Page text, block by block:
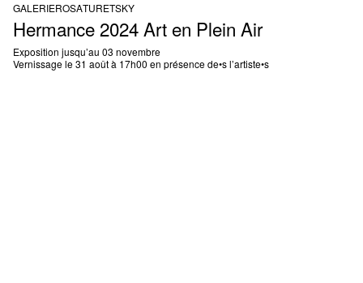
GALERIEROSATURETSKY
Hermance 2024 Art en Plein Air
Exposition jusqu’au 03 novembre
Vernissage le 31 août à 17h00 en présence de•s l’artiste•s